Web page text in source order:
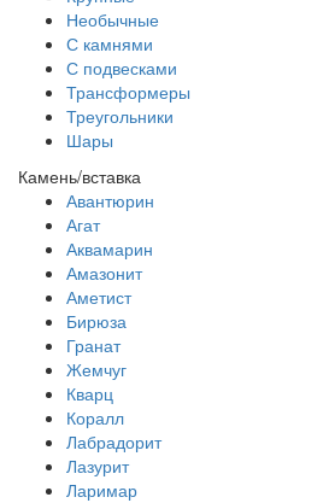
Необычные
С камнями
С подвесками
Трансформеры
Треугольники
Шары
Камень/вставка
Авантюрин
Агат
Аквамарин
Амазонит
Аметист
Бирюза
Гранат
Жемчуг
Кварц
Коралл
Лабрадорит
Лазурит
Ларимар